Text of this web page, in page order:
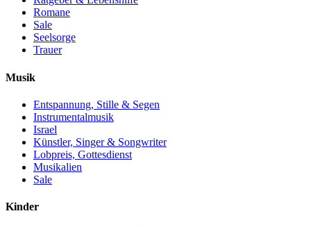
Romane
Sale
Seelsorge
Trauer
Musik
Entspannung, Stille & Segen
Instrumentalmusik
Israel
Künstler, Singer & Songwriter
Lobpreis, Gottesdienst
Musikalien
Sale
Kinder